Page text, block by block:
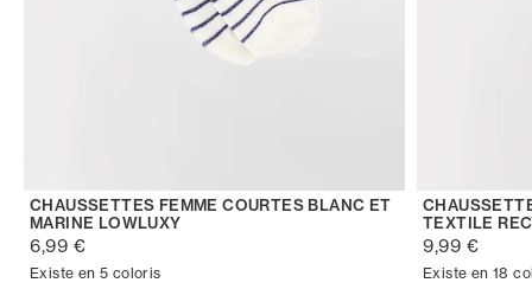
CHAUSSETTES FEMME COURTES BLANC ET
MARINE LOWLUXY
6,99 €
Existe en 5 coloris
TEXTILE
9,99 €
Existe en 18